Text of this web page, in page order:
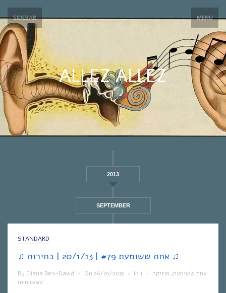
SIDEBAR MENU
ALLEZ ALLEZ
2013
SEPTEMBER
STANDARD
♫ אחת ששומעת #79 | 20/1/13 | בחירות ♫
By Eliana Ben-David • On 26/01/2013 • In אחת ששומעת, מוזיקה •
1
min read